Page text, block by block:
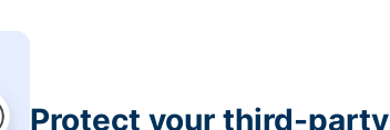
Protect your third-party